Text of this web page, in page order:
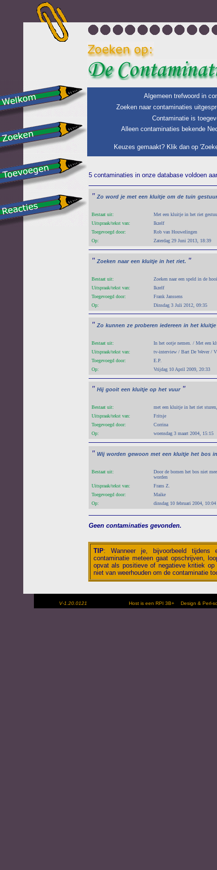
Algemeen trefwoord in
Zoeken naar contaminaties
Contaminatie is
Alleen contaminaties bekende
Keuzes gemaakt? Klik dan op
5 contaminaties in onze database voldoen
" Zo word je met een kluitje om de tuin
Bestaat uit:
Met een kluitje in het riet
Uitspraak/tekst van:
Ikzelf
Toegevoegd door:
Rob van Houwelingen
Op:
Zaterdag 29 Juni 2013, 18:39
" Zoeken naar een kluitje in het riet. "
Bestaat uit:
Zoeken naar een speld in de
Uitspraak/tekst van:
Ikzelf
Toegevoegd door:
Frank Janssens
Op:
Dinsdag 3 Juli 2012, 09:35
" Zo kunnen ze proberen iedereen in het kluitje
Bestaat uit:
In het ootje nemen. / Met een
Uitspraak/tekst van:
tv-interview / Bart De Wever /
Toegevoegd door:
E.P.
Op:
Vrijdag 10 April 2009, 20:33
" Hij gooit een kluitje op het vuur "
Bestaat uit:
met een kluitje in het riet
Uitspraak/tekst van:
Fritsje
Toegevoegd door:
Corrina
Op:
woensdag 3 maart 2004, 15:15
" Wij worden gewoon met een kluitje het bos in
Bestaat uit:
Door de bomen het bos niet
worden
Uitspraak/tekst van:
Frans Z.
Toegevoegd door:
Maike
Op:
dinsdag 10 februari 2004, 10:04
Geen contaminaties gevonden.
TIP: Wanneer je, bijvoorbeeld tijdens
contaminatie meteen gaat opschrijven,
opvat als positieve of negatieve kritiek
niet van weerhouden om de contaminatie
V-1.20.0121 Host is een RPI 3B+ Design &